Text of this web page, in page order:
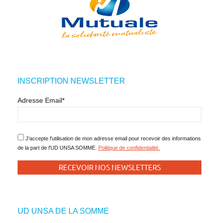
INSCRIPTION NEWSLETTER
Adresse Email*
J'accepte l'utilisation de mon adresse email pour recevoir des informations
de la part de l'UD UNSA SOMME. Politique de confidentialité.
UD UNSA DE LA SOMME